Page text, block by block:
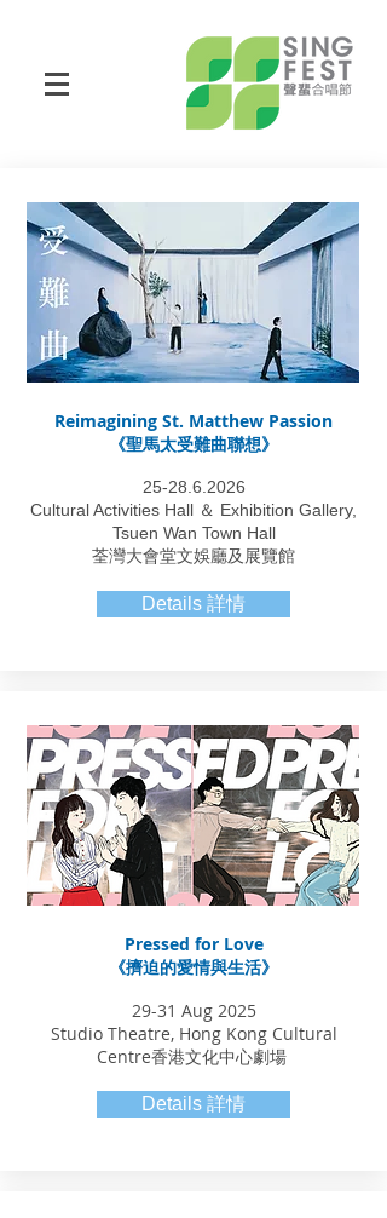
Reimagining St. Matthew Passion
《聖馬太受難曲聯想》
25-28.6.2026
Cultural Activities Hall ＆ Exhibition Gallery,
Tsuen Wan Town Hall
荃灣大會堂文娛廳及展覽館
Details 詳情
Pressed for Love
《擠迫的愛情與生活》
29-31 Aug 2025
Studio Theatre, Hong Kong Cultural
Centre香港文化中心劇場
Details 詳情